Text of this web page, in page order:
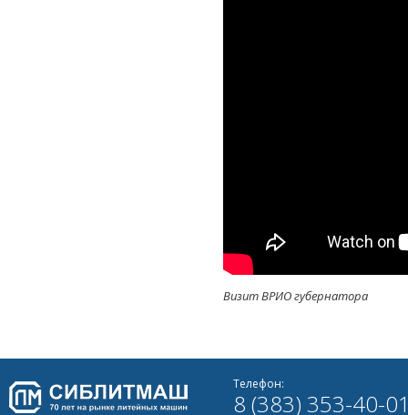
Визит ВРИО губернатора
Телефон:
8 (383) 353-40-